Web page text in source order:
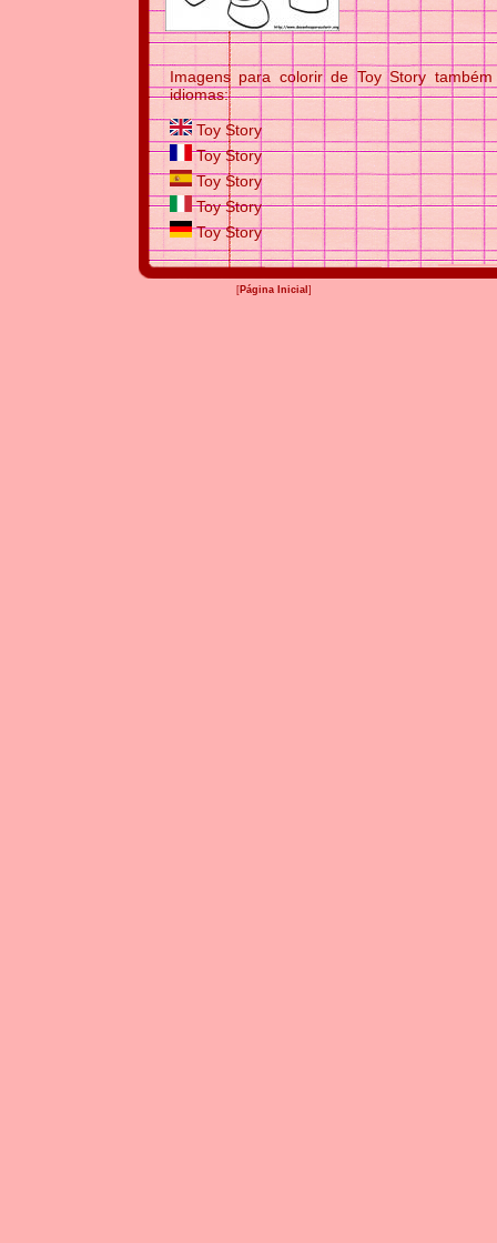
Imagens para colorir de Toy Story
idiomas:
Toy Story
Toy Story
Toy Story
Toy Story
Toy Story
[Página Inicial ]